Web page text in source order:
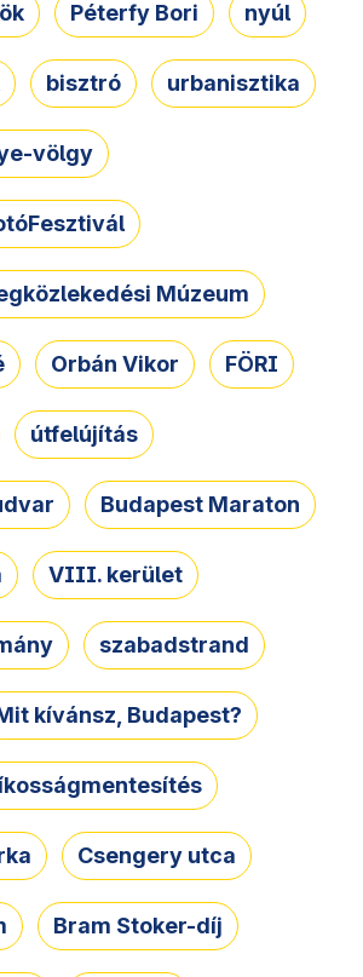
Péterfy Bori nyúl
bisztró urbanisztika
völgy
Múzeum
Orbán Vikor FÖRI
útfelújítás
Budapest Maraton
VIII. kerület
szabadstrand
kívánsz, Budapest?
Csengery utca
Bram Stoker-díj